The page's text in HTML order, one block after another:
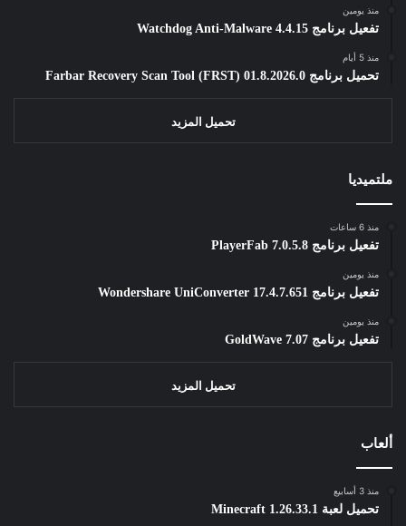
منذ يومين
تفعيل برنامج Watchdog Anti-Malware 4.4.15
منذ 5 أيام
تحميل برنامج Farbar Recovery Scan Tool (FRST) 01.8.2026.0
تحميل المزيد
ملتميديا
منذ 6 ساعات
تفعيل برنامج PlayerFab 7.0.5.8
منذ يومين
تفعيل برنامج Wondershare UniConverter 17.4.7.651
منذ يومين
تفعيل برنامج GoldWave 7.07
تحميل المزيد
ألعاب
منذ 3 أسابيع
تحميل لعبة Minecraft 1.26.33.1